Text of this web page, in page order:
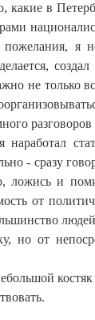
какие в
пожелания, я
не только
- сразу
ложись и
от
но от